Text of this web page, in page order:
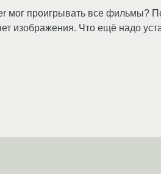
мог проигрывать все фильмы?
изображения. Что ещё надо